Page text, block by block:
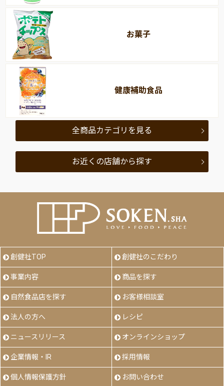
お菓子
健康補助食品
全商品カテゴリを見る
お近くの店舗から探す
創健社TOP 創健社のこだわり
事業内容 商品を探す
自然食品店を探す お客様相談室
法人の方へ レシピ
ニュースリリース オンラインショップ
企業情報・IR 採用情報
個人情報保護方針 お問い合わせ